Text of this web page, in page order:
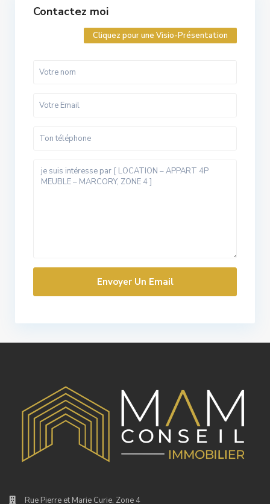
Contactez moi
Cliquez pour une Visio-Présentation
Rue Pierre et Marie Curie, Zone 4